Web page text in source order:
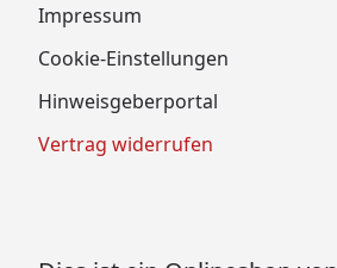
Impressum
Cookie-Einstellungen
Hinweisgeberportal
Vertrag widerrufen